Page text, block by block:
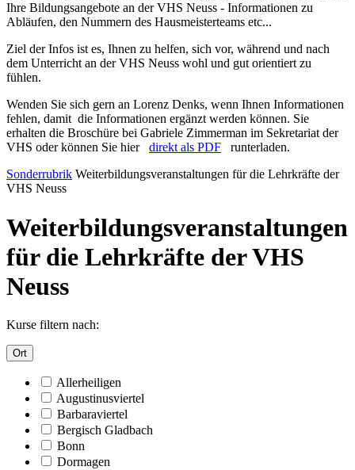
Ihre Bildungsangebote an der VHS Neuss - Informationen zu
Abläufen, den Nummern des Hausmeisterteams etc...
Ziel der Infos ist es, Ihnen zu helfen, sich vor, während und nach
dem Unterricht an der VHS Neuss wohl und gut orientiert zu
fühlen.
Wenden Sie sich gern an Lorenz Denks, wenn Ihnen Informationen
fehlen, damit die Informationen ergänzt werden können. Sie
erhalten die Broschüre bei Gabriele Zimmerman im Sekretariat der
VHS oder können Sie hier direkt als PDF runterladen.
Sonderrubrik Weiterbildungsveranstaltungen für die Lehrkräfte der
VHS Neuss
Weiterbildungsveranstaltungen
für die Lehrkräfte der VHS
Neuss
Kurse filtern nach:
Ort
Allerheiligen
Augustinusviertel
Barbaraviertel
Bergisch Gladbach
Bonn
Dormagen